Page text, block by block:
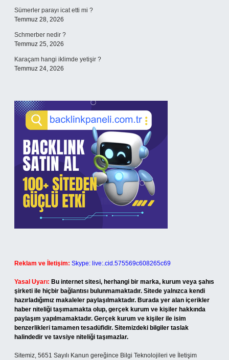
Sümerler parayı icat etti mi ?
Temmuz 28, 2026
Schmerber nedir ?
Temmuz 25, 2026
Karaçam hangi iklimde yetişir ?
Temmuz 24, 2026
Reklam ve İletişim: Skype: live:.cid.575569c608265c69
Yasal Uyarı: Bu internet sitesi, herhangi bir marka, kurum veya şahıs
şirketi ile hiçbir bağlantısı bulunmamaktadır. Sitede yalnızca kendi
hazırladığımız makaleler paylaşılmaktadır. Burada yer alan içerikler
haber niteliği taşımamakta olup, gerçek kurum ve kişiler hakkında
paylaşım yapılmamaktadır. Gerçek kurum ve kişiler ile isim
benzerlikleri tamamen tesadüfidir. Sitemizdeki bilgiler taslak
halindedir ve tavsiye niteliği taşımazlar.
Sitemiz, 5651 Sayılı Kanun gereğince Bilgi Teknolojileri ve İletişim